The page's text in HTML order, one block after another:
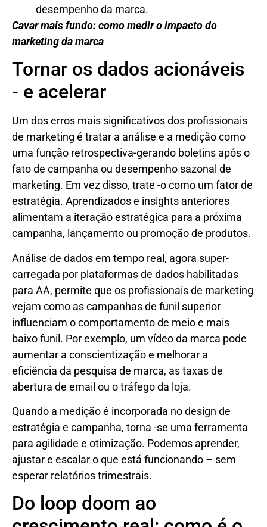
desempenho da marca.
Cavar mais fundo: como medir o impacto do
marketing da marca
Tornar os dados acionáveis ​​
- e acelerar
Um dos erros mais significativos dos profissionais
de marketing é tratar a análise e a medição como
uma função retrospectiva-gerando boletins após o
fato de campanha ou desempenho sazonal de
marketing. Em vez disso, trate -o como um fator de
estratégia. Aprendizados e insights anteriores
alimentam a iteração estratégica para a próxima
campanha, lançamento ou promoção de produtos.
Análise de dados em tempo real, agora super-
carregada por plataformas de dados habilitadas
para AA, permite que os profissionais de marketing
vejam como as campanhas de funil superior
influenciam o comportamento de meio e mais
baixo funil. Por exemplo, um vídeo da marca pode
aumentar a conscientização e melhorar a
eficiência da pesquisa de marca, as taxas de
abertura de email ou o tráfego da loja.
Quando a medição é incorporada no design de
estratégia e campanha, torna -se uma ferramenta
para agilidade e otimização. Podemos aprender,
ajustar e escalar o que está funcionando – sem
esperar relatórios trimestrais.
Do loop doom ao